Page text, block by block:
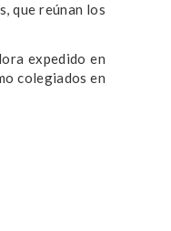
que reúnan los
expedido en
colegiados en